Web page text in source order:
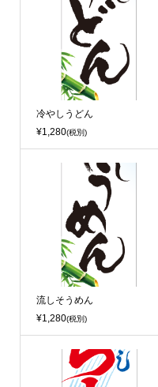
冷やしうどん
¥1,280(税別)
流しそうめん
¥1,280(税別)